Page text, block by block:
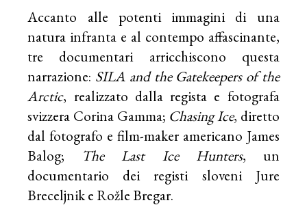
Accanto alle potenti immagini di una
natura infranta e al contempo affascinante,
tre documentari arricchiscono questa
narrazione: SILA and the Gatekeepers of the
Arctic, realizzato dalla regista e fotografa
svizzera Corina Gamma; Chasing Ice, diretto
dal fotografo e film-maker americano James
Balog; The Last Ice Hunters, un
documentario dei registi sloveni Jure
Breceljnik e Rožle Bregar.